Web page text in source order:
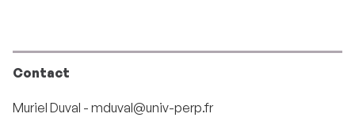
Contact
Muriel Duval - mduval@univ-perp.fr